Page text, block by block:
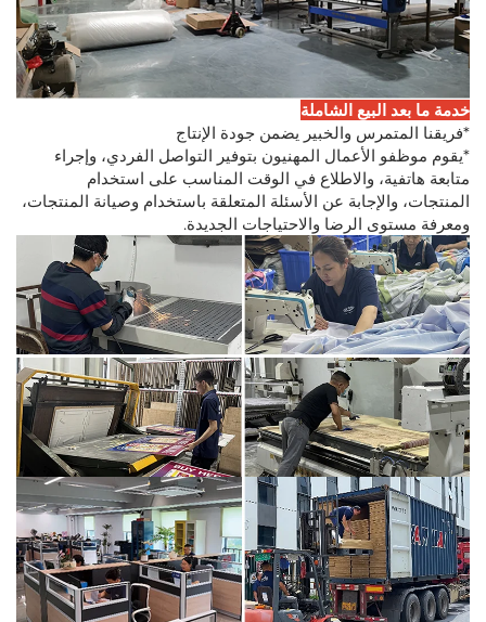
خدمة ما بعد البيع الشاملة
*فريقنا المتمرس والخبير يضمن جودة الإنتاج
*يقوم موظفو الأعمال المهنيون بتوفير التواصل الفردي، وإجراء
متابعة هاتفية، والاطلاع في الوقت المناسب على استخدام
المنتجات، والإجابة عن الأسئلة المتعلقة باستخدام وصيانة المنتجات،
ومعرفة مستوى الرضا والاحتياجات الجديدة.